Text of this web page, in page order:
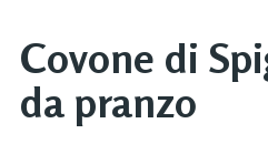
Covone di
da pranzo